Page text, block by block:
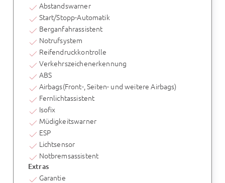
Abstandswarner
Start/Stopp-Automatik
Berganfahrassistent
Notrufsystem
Reifendruckkontrolle
Verkehrszeichenerkennung
ABS
Airbags(Front-, Seiten- und weitere Airbags)
Fernlichtassistent
Isofix
Müdigkeitswarner
ESP
Lichtsensor
Notbremsassistent
Extras
Garantie